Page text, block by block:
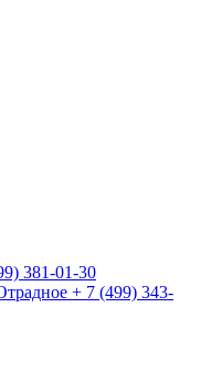
381-01-30
+ 7 (499) 343-